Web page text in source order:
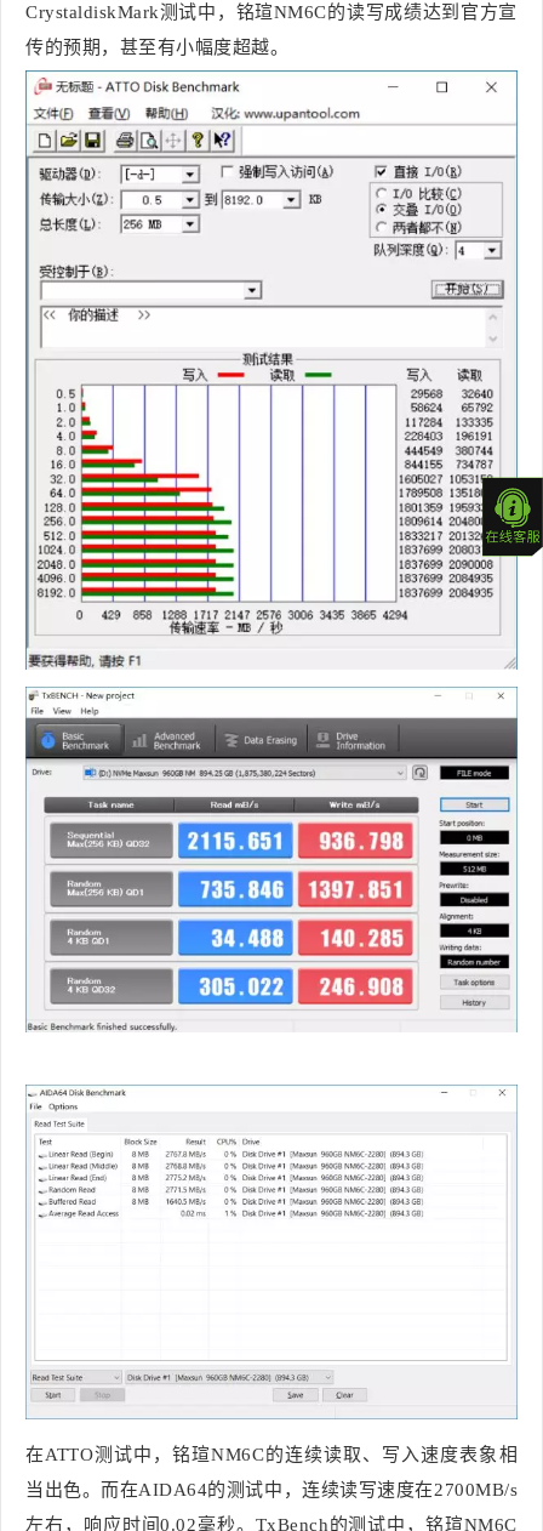
CrystaldiskMark测试中，铭瑄NM6C的读写成绩达到官方宣
传的预期，甚至有小幅度超越。
在ATTO测试中，铭瑄NM6C的连续读取、写入速度表象相
当出色。而在AIDA64的测试中，连续读写速度在2700MB/s
左右，响应时间0.02毫秒。TxBench的测试中，铭瑄NM6C